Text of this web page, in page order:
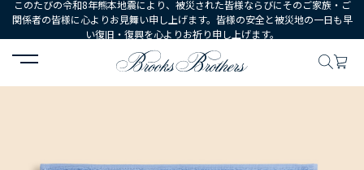
このたびの令和8年熊本地震により、被災された皆様ならびにそのご家族・ご
関係者の皆様に心よりお見舞い申し上げます。皆様の安全と被災地の一日も早
い復旧・復興を心よりお祈り申し上げます。
HOME シューズ・アクセサリー ハンカチ・ミニタオル